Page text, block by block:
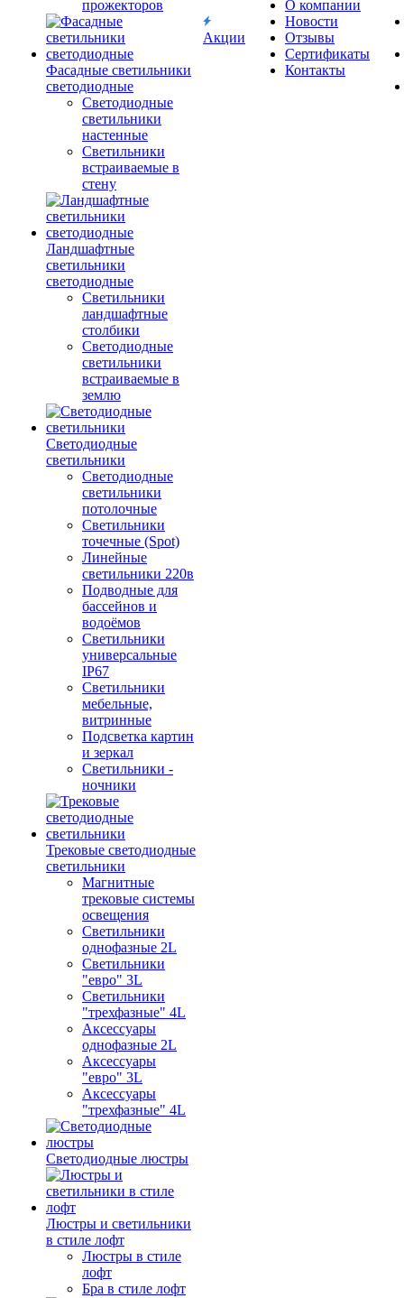
прожекторов
Фасадные светильники
светодиодные
Светодиодные
светильники
настенные
Светильники
встраиваемые в
стену
Ландшафтные
светильники
светодиодные
Светильники
ландшафтные
столбики
Светодиодные
светильники
встраиваемые в
землю
Светодиодные
светильники
Светодиодные
светильники
потолочные
Светильники
точечные (Spot)
Линейные
светильники 220в
Подводные для
бассейнов и
водоёмов
Светильники
универсальные
IP67
Светильники
мебельные,
витринные
Подсветка картин
и зеркал
Светильники -
ночники
Трековые светодиодные
светильники
Магнитные
трековые системы
освещения
Светильники
однофазные 2L
Светильники
"евро" 3L
Светильники
"трехфазные" 4L
Аксессуары
однофазные 2L
Аксессуары
"евро" 3L
Аксессуары
"трехфазные" 4L
Светодиодные люстры
Люстры и светильники
в стиле лофт
Люстры в стиле
лофт
Бра в стиле лофт
Акции
О компании
Новости
Отзывы
Сертификаты
Контакты